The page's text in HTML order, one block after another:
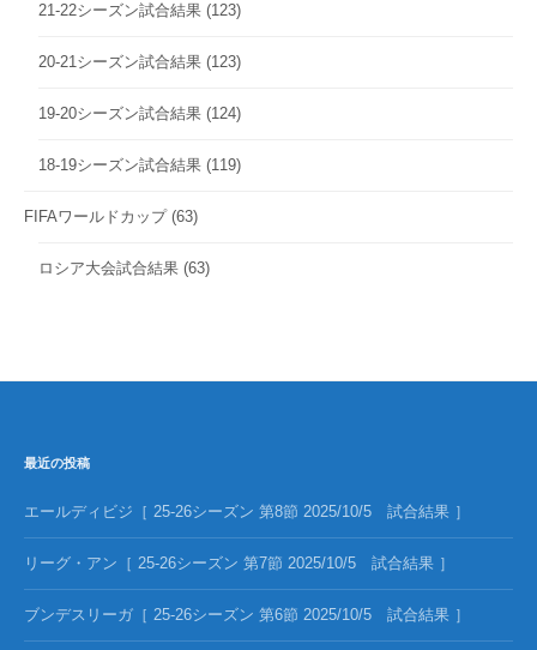
21-22シーズン試合結果 (123)
20-21シーズン試合結果 (123)
19-20シーズン試合結果 (124)
18-19シーズン試合結果 (119)
FIFAワールドカップ(63)
ロシア大会試合結果 (63)
最近の投稿
エールディビジ［ 25-26シーズン 第8節 2025/10/5 試合結果 ］
リーグ・アン［ 25-26シーズン 第7節 2025/10/5 試合結果 ］
ブンデスリーガ［ 25-26シーズン 第6節 2025/10/5 試合結果 ］